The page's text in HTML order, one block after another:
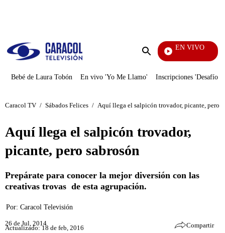
Enviar
EN VIVO
Bebé de Laura Tobón En vivo 'Yo Me Llamo' Inscripciones 'Desafío'
Caracol TV / Sábados Felices / Aquí llega el salpicón trovador, picante, pero
Aquí llega el salpicón trovador,
picante, pero sabrosón
Prepárate para conocer la mejor diversión con las
creativas trovas de esta agrupación.
Por: Caracol Televisión
26 de Jul, 2014
Actualizado: 18 de feb, 2016 Compartir